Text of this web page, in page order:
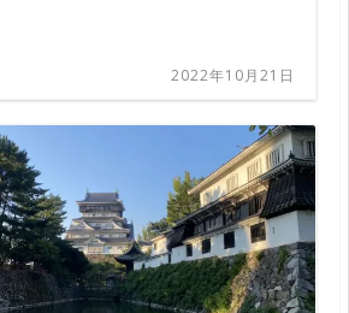
2022年10月21日